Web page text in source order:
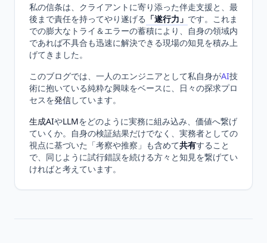
私の信条は、クライアントに寄り添った伴走支援と、最
後まで責任を持ってやり遂げる 「遂行力」 です。これま
での膨大なトライ＆エラーの蓄積により、自身の領域内
であれば不具合も迅速に解決できる現場の知見を積み上
げてきました。
このブログでは、一人のエンジニアとして私自身がAI技
術に抱いている純粋な興味をベースに、日々の探求プロ
セスを発信しています。
生成AIやLLMをどのように実務に組み込み、価値へ繋げ
ていくか。自身の検証結果だけでなく、実務者としての
視点に基づいた「考察や推察」も含めて共有すること
で、同じように試行錯誤を続ける方々と知見を繋げてい
ければと考えています。